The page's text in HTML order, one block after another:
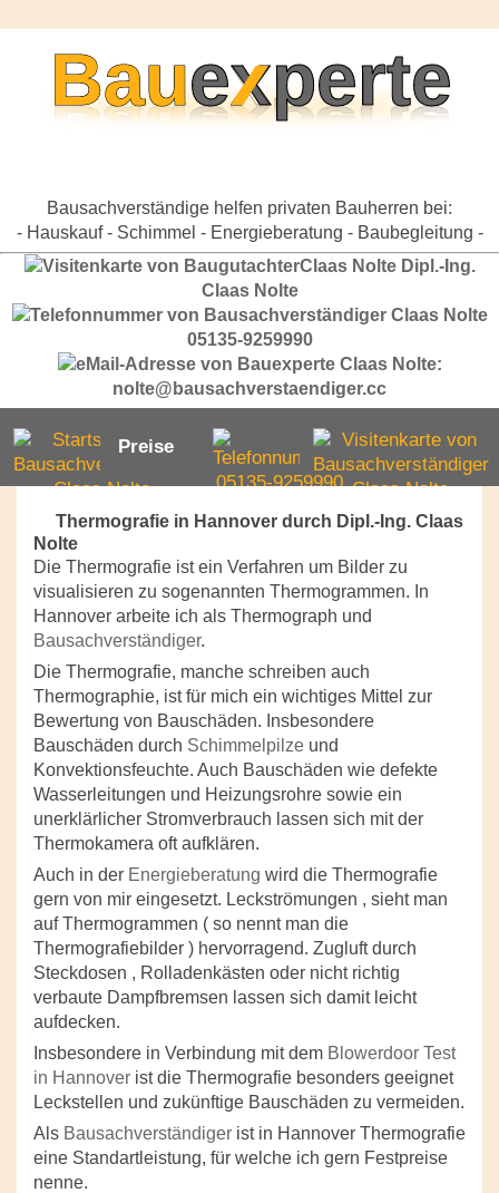
Bausachverständige helfen privaten Bauherren bei:
- Hauskauf - Schimmel - Energieberatung - Baubegleitung -
Dipl.-Ing.
Claas Nolte
05135-9259990
nolte@bausachverstaendiger.cc
Preise
Thermografie in Hannover durch Dipl.-Ing. Claas
Nolte
Die Thermografie ist ein Verfahren um Bilder zu
visualisieren zu sogenannten Thermogrammen. In
Hannover arbeite ich als Thermograph und
Bausachverständiger.
Die Thermografie, manche schreiben auch
Thermographie, ist für mich ein wichtiges Mittel zur
Bewertung von Bauschäden. Insbesondere
Bauschäden durch Schimmelpilze und
Konvektionsfeuchte. Auch Bauschäden wie defekte
Wasserleitungen und Heizungsrohre sowie ein
unerklärlicher Stromverbrauch lassen sich mit der
Thermokamera oft aufklären.
Auch in der Energieberatung wird die Thermografie
gern von mir eingesetzt. Leckströmungen , sieht man
auf Thermogrammen ( so nennt man die
Thermografiebilder ) hervorragend. Zugluft durch
Steckdosen , Rolladenkästen oder nicht richtig
verbaute Dampfbremsen lassen sich damit leicht
aufdecken.
Insbesondere in Verbindung mit dem Blowerdoor Test
in Hannover ist die Thermografie besonders geeignet
Leckstellen und zukünftige Bauschäden zu vermeiden.
Als Bausachverständiger ist in Hannover Thermografie
eine Standartleistung, für welche ich gern Festpreise
nenne.